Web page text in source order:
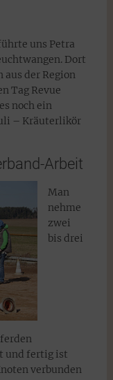
uns Petra
Dort
aus der Region
Tag Revue
noch ein
– Kräuterlikör
Arbeit
Man
nehme
zwei
bis drei
und fertig ist
verbunden